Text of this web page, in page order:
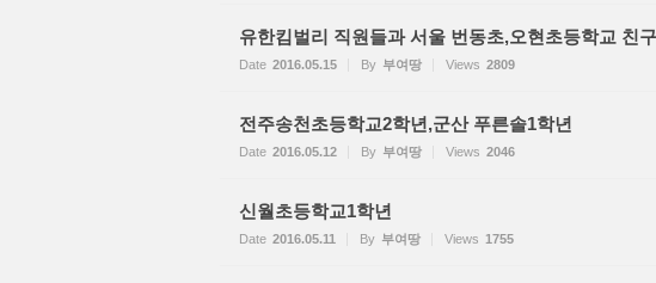
유한킴벌리 직원들과 서울 번동초,오현초등학교 친
Date 2016.05.15 By 부여땅 Views 2809
전주송천초등학교2학년,군산 푸른솔1학년
Date 2016.05.12 By 부여땅 Views 2046
신월초등학교1학년
Date 2016.05.11 By 부여땅 Views 1755